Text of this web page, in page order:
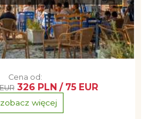
Cena od:
326 PLN / 75 EUR
zobacz więcej